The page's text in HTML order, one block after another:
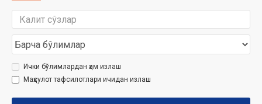
Ички бўлимлардан ҳам излаш
Маҳсулот тафсилотлари ичидан излаш